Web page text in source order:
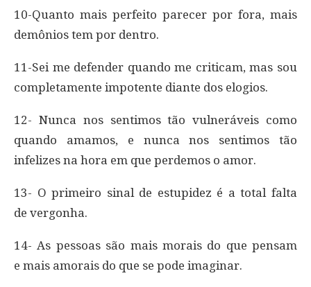
10-Quanto mais perfeito parecer por fora, mais
demônios tem por dentro.
11-Sei me defender quando me criticam, mas sou
completamente impotente diante dos elogios.
12- Nunca nos sentimos tão vulneráveis como
quando amamos, e nunca nos sentimos tão
infelizes na hora em que perdemos o amor.
13- O primeiro sinal de estupidez é a total falta
de vergonha.
14- As pessoas são mais morais do que pensam
e mais amorais do que se pode imaginar.